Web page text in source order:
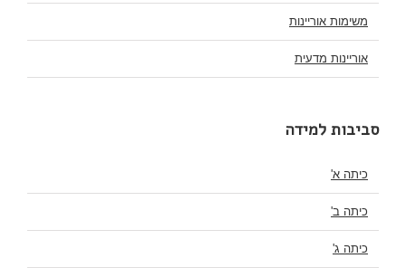
משימות אוריינות
אוריינות מדעית
סביבות למידה
כיתה א'
כיתה ב'
כיתה ג'